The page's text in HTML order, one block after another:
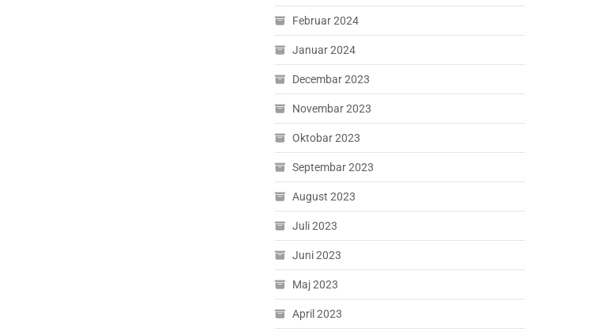
Februar 2024
Januar 2024
Decembar 2023
Novembar 2023
Oktobar 2023
Septembar 2023
August 2023
Juli 2023
Juni 2023
Maj 2023
April 2023